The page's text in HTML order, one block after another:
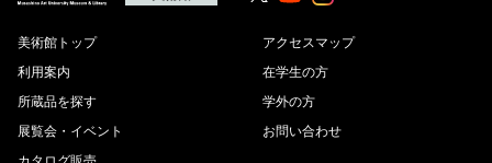
美術館トップ
利用案内
所蔵品を探す
展覧会・イベント
アクセスマップ
在学生の方
学外の方
お問い合わせ